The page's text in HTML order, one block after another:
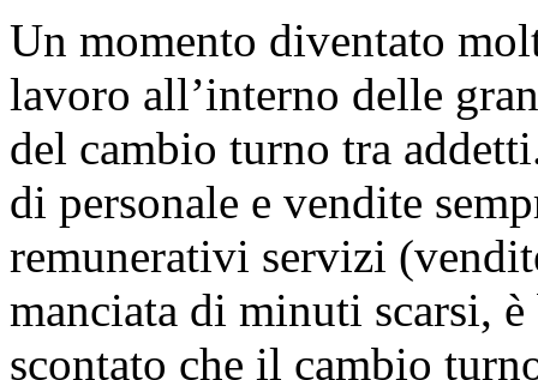
Un momento diventato
lavoro all’interno delle
del cambio turno tra
di personale e vendite
remunerativi servizi
manciata di minuti scarsi,
scontato che il cambio